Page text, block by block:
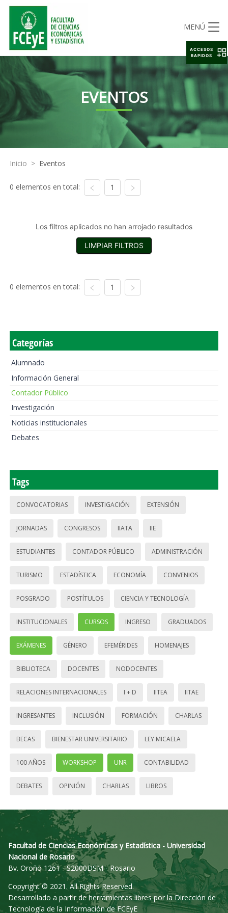
MENÚ
EVENTOS
Inicio > Eventos
0 elementos en total: 1
Los filtros aplicados no han arrojado resultados
LIMPIAR FILTROS
0 elementos en total: 1
Categorías
Alumnado
Información General
Contador Público
Investigación
Noticias institucionales
Debates
Tags
CONVOCATORIAS INVESTIGACIÓN EXTENSIÓN
JORNADAS CONGRESOS IIATA IIE
ESTUDIANTES CONTADOR PÚBLICO ADMINISTRACIÓN
TURISMO ESTADÍSTICA ECONOMÍA CONVENIOS
POSGRADO POSTÍTULOS CIENCIA Y TECNOLOGÍA
INSTITUCIONALES CURSOS INGRESO GRADUADOS
EXÁMENES GÉNERO EFEMÉRIDES HOMENAJES
BIBLIOTECA DOCENTES NODOCENTES
RELACIONES INTERNACIONALES I + D IITEA IITAE
INGRESANTES INCLUSIÓN FORMACIÓN CHARLAS
BECAS BIENESTAR UNIVERSITARIO LEY MICAELA
100 AÑOS WORKSHOP UNR CONTABILIDAD
DEBATES OPINIÓN CHARLAS LIBROS
Facultad de Ciencias Económicas y Estadística - Universidad
Nacional de Rosario
Bv. Oroño 1261 - S2000DSM - Rosario
Copyright © 2021. All Rights Reserved.
Desarrollado a partir de herramientas libres por la Dirección de
Tecnología de la Información de FCEyE
ACCESOS
RAPIDOS